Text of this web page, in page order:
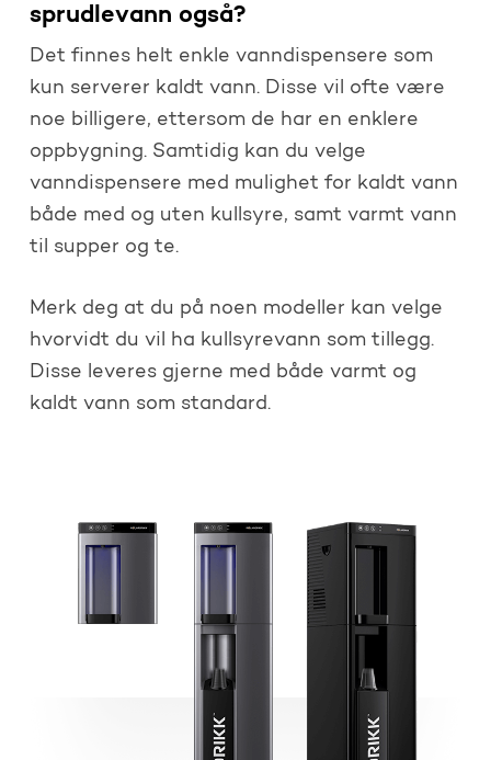
sprudlevann også?
Det finnes helt enkle vanndispensere som
kun serverer kaldt vann. Disse vil ofte være
noe billigere, ettersom de har en enklere
oppbygning. Samtidig kan du velge
vanndispensere med mulighet for kaldt vann
både med og uten kullsyre, samt varmt vann
til supper og te.
Merk deg at du på noen modeller kan velge
hvorvidt du vil ha kullsyrevann som tillegg.
Disse leveres gjerne med både varmt og
kaldt vann som standard.